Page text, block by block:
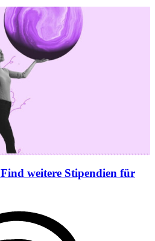
Find weitere Stipendien für